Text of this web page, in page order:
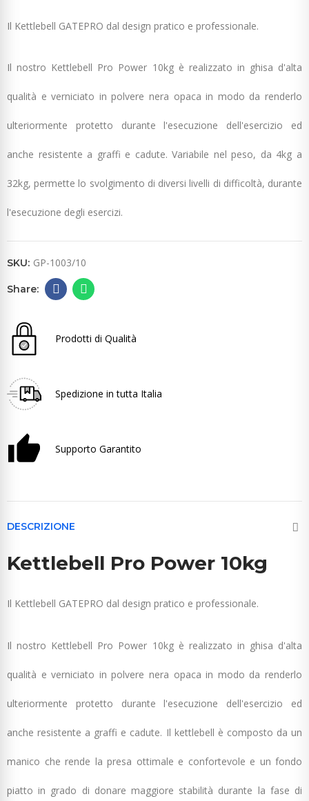
Il Kettlebell GATEPRO dal design pratico e professionale.
Il nostro Kettlebell Pro Power 10kg è realizzato in ghisa d'alta
qualità e verniciato in polvere nera opaca in modo da renderlo
ulteriormente protetto durante l'esecuzione dell'esercizio ed
anche resistente a graffi e cadute. Variabile nel peso, da 4kg a
32kg, permette lo svolgimento di diversi livelli di difficoltà, durante
l'esecuzione degli esercizi.
SKU: GP-1003/10
Prodotti di Qualità
Spedizione in tutta Italia
Supporto Garantito
DESCRIZIONE
Kettlebell Pro Power 10kg
Il Kettlebell GATEPRO dal design pratico e professionale.
Il nostro Kettlebell Pro Power 10kg è realizzato in ghisa d'alta
qualità e verniciato in polvere nera opaca in modo da renderlo
ulteriormente protetto durante l'esecuzione dell'esercizio ed
anche resistente a graffi e cadute. Il kettlebell è composto da un
manico che rende la presa ottimale e confortevole e un fondo
piatto in grado di donare maggiore stabilità durante la fase di